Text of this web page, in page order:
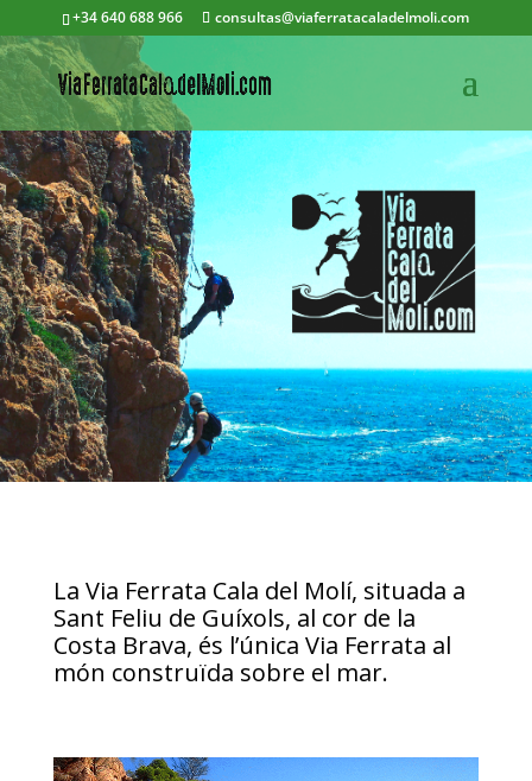
+34 640 688 966 consultas@viaferratacaladelmoli.com
La Via Ferrata Cala del Molí, situada a
Sant Feliu de Guíxols, al cor de la
Costa Brava, és l’única Via Ferrata al
món construïda sobre el mar.